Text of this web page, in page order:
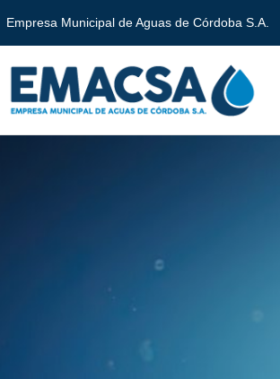
Empresa Municipal de Aguas de Córdoba S.A.